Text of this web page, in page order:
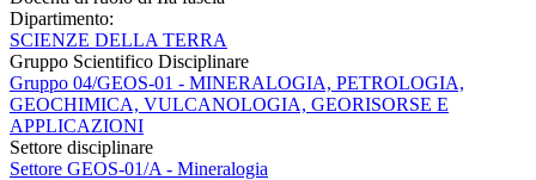
Dipartimento:
SCIENZE DELLA TERRA
Gruppo Scientifico Disciplinare
Gruppo 04/GEOS-01 - MINERALOGIA, PETROLOGIA,
GEOCHIMICA, VULCANOLOGIA, GEORISORSE E
APPLICAZIONI
Settore disciplinare
Settore GEOS-01/A - Mineralogia